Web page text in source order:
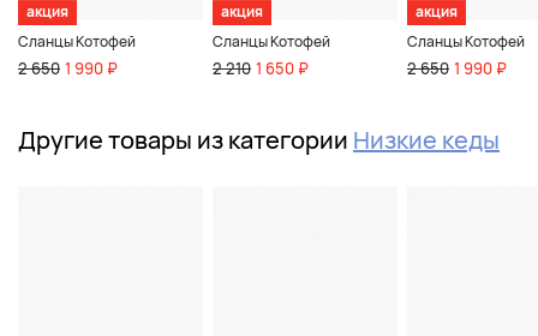
акция
Сланцы Котофей
2 650 1 990 ₽
акция
Сланцы Котофей
2 210 1 650 ₽
акция
Сланцы Котофей
2 650 1 990 ₽
Другие товары из категории Низкие кеды